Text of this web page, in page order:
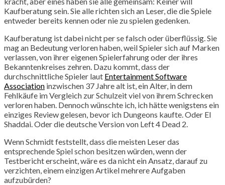
Kaufberatung sein. Sie alle richten sich an Leser, die die Spiele
entweder bereits kennen oder nie zu spielen gedenken.
Kaufberatung ist dabei nicht per se falsch oder überflüssig. Sie
mag an Bedeutung verloren haben, weil Spieler sich auf Marken
verlassen, von ihrer eigenen Spielerfahrung oder der ihres
Bekanntenkreises zehren. Dazu kommt, dass der
durchschnittliche Spieler laut Entertainment Software
Association inzwischen 37 Jahre alt ist, ein Alter, in dem
Fehlkäufe im Vergleich zur Schulzeit viel von ihrem Schrecken
verloren haben. Dennoch wünschte ich, ich hätte wenigstens ein
einziges Review gelesen, bevor ich Dungeons kaufte. Oder El
Shaddai. Oder die deutsche Version von Left 4 Dead 2.
Wenn Schmidt feststellt, dass die meisten Leser das
entsprechende Spiel schon besitzen würden, wenn der
Testbericht erscheint, wäre es da nicht ein Ansatz, darauf zu
verzichten, einem einzigen Artikel mehrere Aufgaben
aufzubürden?